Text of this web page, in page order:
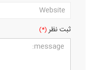
ثبت نظر